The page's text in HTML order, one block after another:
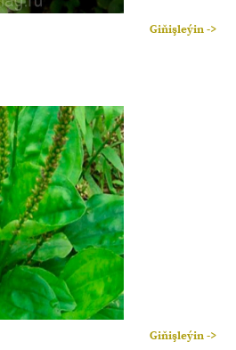
Giňişleýin ->
Giňişleýin ->